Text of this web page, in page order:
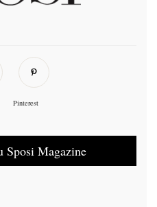
Pinterest
Sposi Magazine